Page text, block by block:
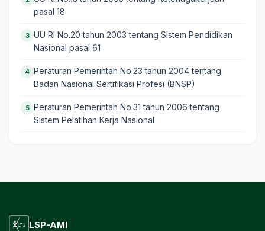
pasal 18
3 UU RI No.20 tahun 2003 tentang Sistem Pendidikan
Nasional pasal 61
4 Peraturan Pemerintah No.23 tahun 2004 tentang
Badan Nasional Sertifikasi Profesi (BNSP)
5 Peraturan Pemerintah No.31 tahun 2006 tentang
Sistem Pelatihan Kerja Nasional
LSP-AMI